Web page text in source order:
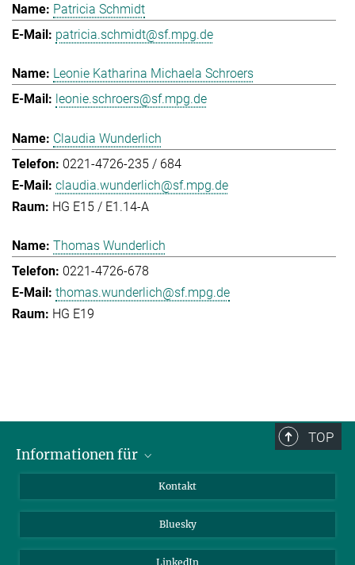
Patricia Schmidt
patricia.schmidt@sf.mpg.de
Leonie Katharina Michaela Schroers
leonie.schroers@sf.mpg.de
Claudia Wunderlich
0221-4726-235 / 684
claudia.wunderlich@sf.mpg.de
HG E15 / E1.14-A
Thomas Wunderlich
0221-4726-678
thomas.wunderlich@sf.mpg.de
HG E19
TOP
Informationen für
Bewerbende
Forschende
Kontakt
Bluesky
LinkedIn